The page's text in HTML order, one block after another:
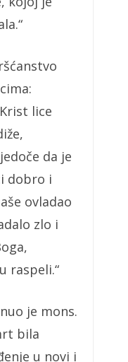
lice
da je
dobro i
ovladao
zlo i
raspeli.“
je mons.
bila
u novi i